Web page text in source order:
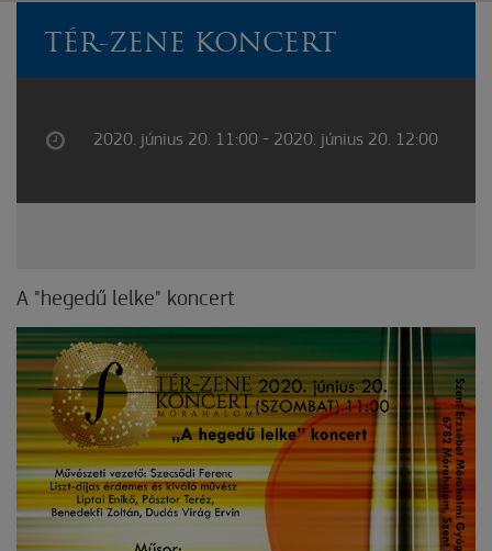
TÉR-ZENE KONCERT
2020. június 20. 11:00 - 2020. június 20. 12:00
A "hegedű lelke" koncert